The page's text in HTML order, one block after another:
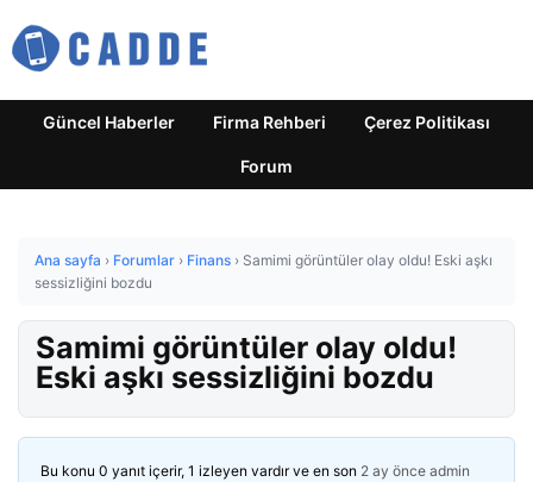
Güncel Haberler Firma Rehberi Çerez Politikası
Forum
Ana sayfa › Forumlar › Finans › Samimi görüntüler olay oldu! Eski aşkı
sessizliğini bozdu
Samimi görüntüler olay oldu!
Eski aşkı sessizliğini bozdu
Bu konu 0 yanıt içerir, 1 izleyen vardır ve en son 2 ay önce admin